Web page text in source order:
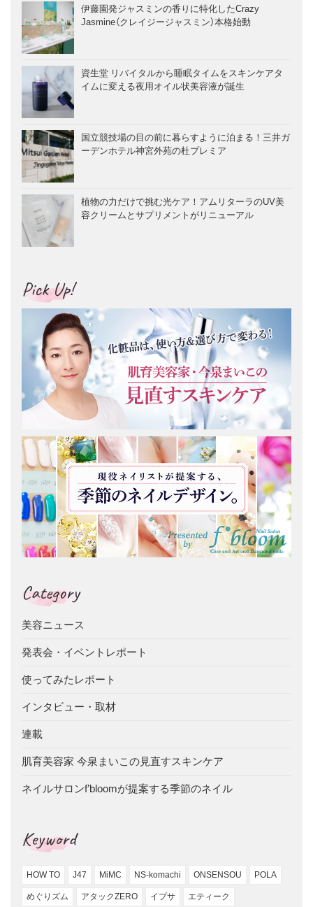
伊藤園発ジャスミンの香りに特化したCrazy
Jasmine（クレイジージャスミン）本格始動
資生堂 リバイタルから睡眠タイムをスキンケアタ
イムに変える夜用オイル状美容液が誕生
国立競技場の目の前に暮らすように泊まる！三井ガ
ーデンホテル神宮外苑の杜プレミア
植物の力だけで挑む光ケア！アムリターラのUV美
容クリームとサプリメントがリニューアル
Pick Up!
Category
美容ニュース
発表会・イベントレポート
使ってみたレポート
インタビュー・取材
連載
肌育美容家 今泉まいこの見直すスキンケア
ネイルサロンf’bloomが提案する季節のネイル
Keyword
HOW TO J47 MiMC NS-komachi ONSENSOU POLA
めぐりズム アタックZERO イプサ エティーク